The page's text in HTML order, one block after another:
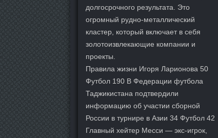
долгосрочного результата. Это
огромный рудно-металлический
кластер, который включает в себя
золотоизвлекающие компании и
проекты.
Правила жизни Игоря Ларионова 50
Футбол 190 В Федерации футбола
Таджикистана подтвердили
информацию об участии сборной
России в турнире в Азии 34 Футбол 42
Главный хейтер Месси — экс-игрок,